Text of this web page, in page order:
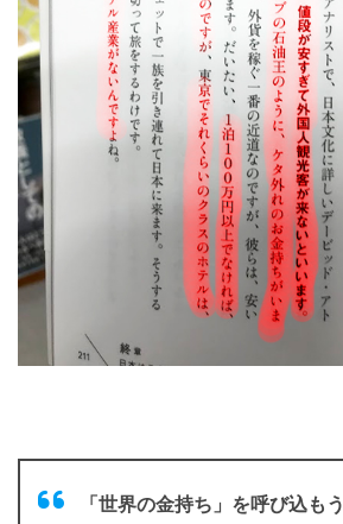
「世界の金持ち」を呼び込もう